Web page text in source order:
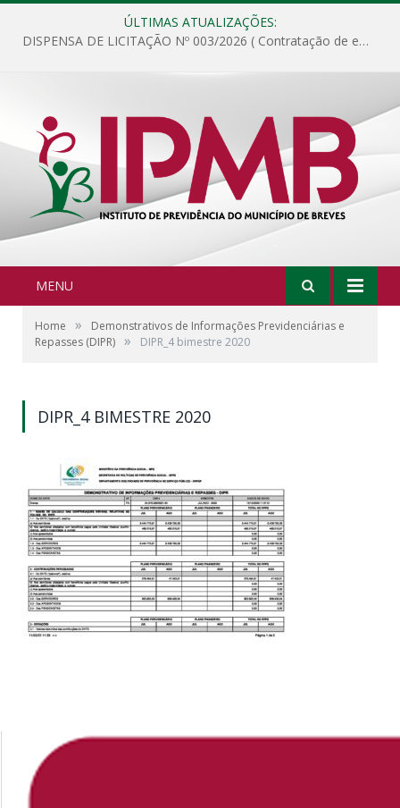
ÚLTIMAS ATUALIZAÇÕES:
DISPENSA DE LICITAÇÃO Nº 003/2026 ( Contratação de empresa para fornecimento de gêneros alimentícios não perecíveis, materiais de expediente, descartáveis, copa e cozinha, para análise e posterior publicação.)
MENU
Home »
Demonstrativos de Informações Previdenciárias e
Repasses (DIPR) » DIPR_4 bimestre 2020
DIPR_4 BIMESTRE 2020